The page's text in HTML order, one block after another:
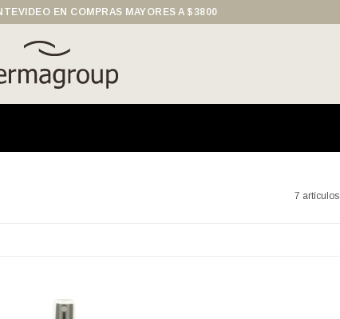
EN COMPRAS MAYORES A $3800
7 artículos